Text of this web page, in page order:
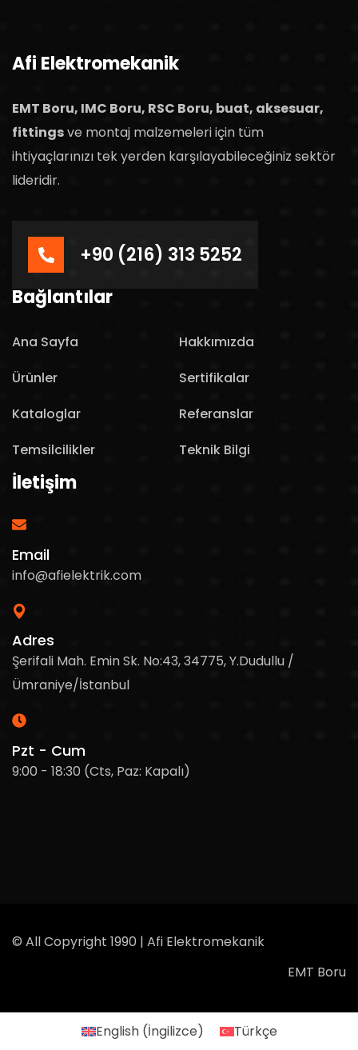
Afi Elektromekanik
EMT Boru, IMC Boru, RSC Boru, buat, aksesuar,
fittingsve montaj malzemeleri için tüm
ihtiyaçlarınızı tek yerden karşılayabileceğiniz sektör
lideridir.
+90 (216) 313 5252
Bağlantılar
Ana Sayfa
Hakkımızda
Ürünler
Sertifikalar
Kataloglar
Referanslar
Temsilcilikler
Teknik Bilgi
İletişim
Email
info@afielektrik.com
Adres
Şerifali Mah. Emin Sk. No:43, 34775, Y.Dudullu /
Ümraniye/İstanbul
Pzt - Cum
9:00 - 18:30 (Cts, Paz: Kapalı)
© All Copyright 1990 | Afi Elektromekanik
EMT Boru
English(İngilizce) Türkçe